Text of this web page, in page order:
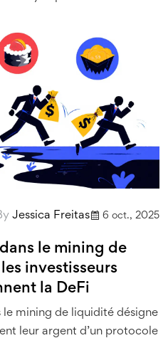
Jessica Freitas 6 oct., 2025
le mining de
investisseurs
la DeFi
le mining de liquidité désigne
leur argent d’un protocole